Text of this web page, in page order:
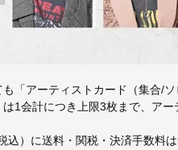
「アーティストカード（集合/
1会計につき上限3枚まで、ア
）に送料・関税・決済手数料